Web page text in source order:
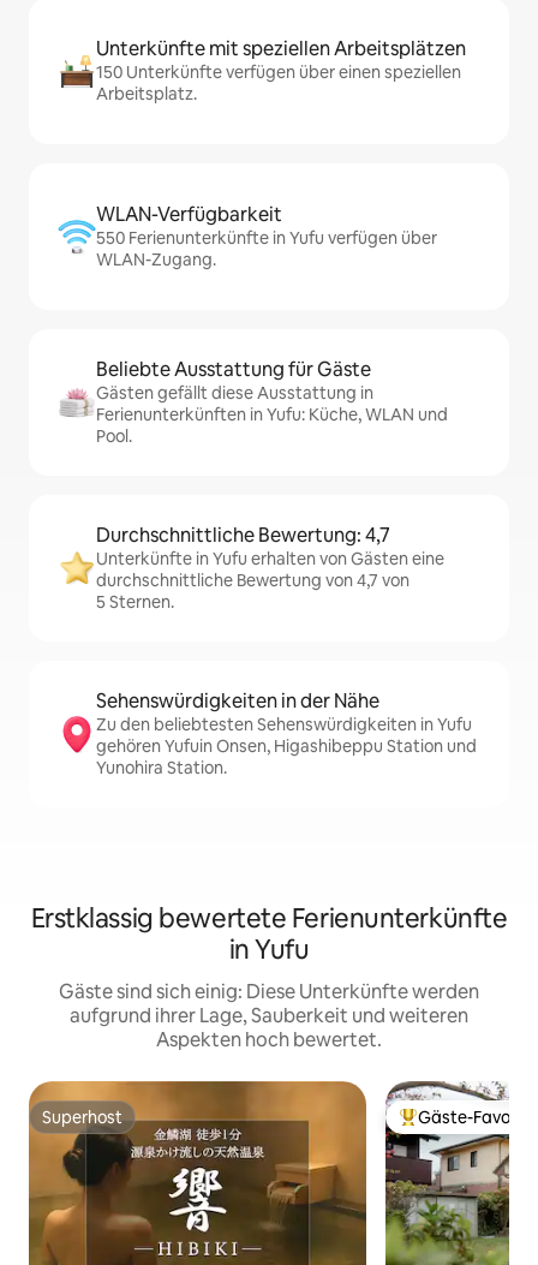
Unterkünfte mit speziellen Arbeitsplätzen
150 Unterkünfte verfügen über einen speziellen
Arbeitsplatz.
WLAN-Verfügbarkeit
550 Ferienunterkünfte in Yufu verfügen über
WLAN-Zugang.
Beliebte Ausstattung für Gäste
Gästen gefällt diese Ausstattung in
Ferienunterkünften in Yufu: Küche, WLAN und
Pool.
Durchschnittliche Bewertung: 4,7
Unterkünfte in Yufu erhalten von Gästen eine
durchschnittliche Bewertung von 4,7 von
5 Sternen.
Sehenswürdigkeiten in der Nähe
Zu den beliebtesten Sehenswürdigkeiten in Yufu
gehören Yufuin Onsen, Higashibeppu Station und
Yunohira Station.
Erstklassig bewertete Ferienunterkünfte
in Yufu
Gäste sind sich einig: Diese Unterkünfte werden
aufgrund ihrer Lage, Sauberkeit und weiteren
Aspekten hoch bewertet.
Superhost
Superhost Beliebter Gäste-
Gäste-Favorit